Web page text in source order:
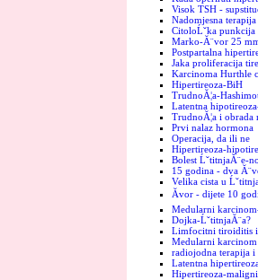
Visok TSH -
Nadomjesna
CitoloĹˇka punkcija
Marko-Ă¨vor 25
Postpartalna
Jaka proliferacija
Karcinoma Hurthle
Hipertireoza-BiH
TrudnoĂ¦a-
Latentna
TrudnoĂ¦a i obrada
Prvi nalaz hormona
Operacija, da ili ne
Hipertireoza-
Bolest ĹˇtitnjaĂ¨e-
15 godina - dva
Velika cista u
Ăvor - dijete 10
Medularni
Dojka-ĹˇtitnjaĂ¨a?
Limfocitni tiroiditis i
Medularni
radiojodna terapija i
Latentna
Hipertireoza-